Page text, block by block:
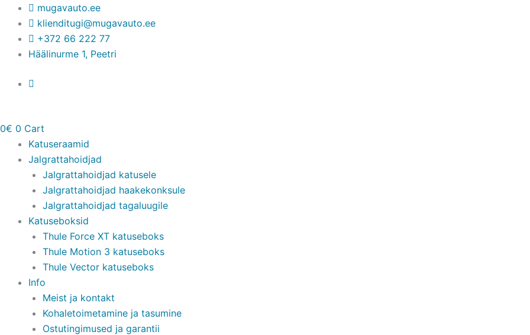
Skip
content
mugavauto.ee
klienditugi@mugavauto.ee
+372 66 222 77
Häälinurme 1, Peetri
0€ 0 Cart
Katuseraamid
Jalgrattahoidjad
Jalgrattahoidjad katusele
Jalgrattahoidjad haakekonksule
Jalgrattahoidjad tagaluugile
Katuseboksid
Thule Force XT katuseboks
Thule Motion 3 katuseboks
Thule Vector katuseboks
Info
Meist ja kontakt
Kohaletoimetamine ja tasumine
Ostutingimused ja garantii